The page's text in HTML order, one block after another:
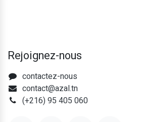
Rejoignez-nous
contactez-nous
contact@azal.tn
(+216) 95 405 060